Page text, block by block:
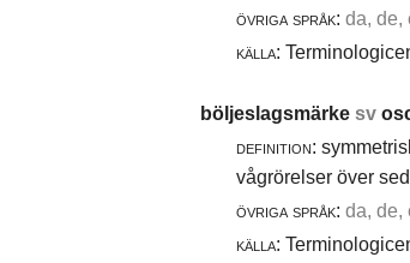
övriga språk: da, de,
källa:
böljeslagsmärke sv
definition:
vågrörelser över
övriga språk: da, de,
källa: